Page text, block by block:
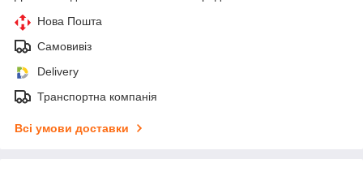
Нова Пошта
Самовивіз
Delivery
Транспортна компанія
Всі умови доставки